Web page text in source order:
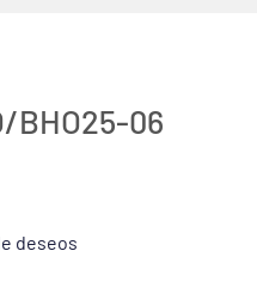
BHO25-06
deseos